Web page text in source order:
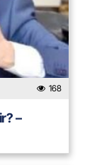
168
–